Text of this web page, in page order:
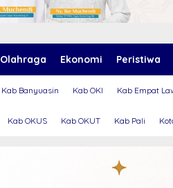
Olahraga Ekonomi Peristiwa
Kab Banyuasin Kab OKI Kab Empat
Kab OKUS Kab OKUT Kab Pali